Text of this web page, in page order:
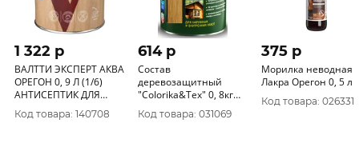
1 322 p
ВАЛТТИ ЭКСПЕРТ АКВА
ОРЕГОН 0, 9 Л (1/6)
АНТИСЕПТИК ДЛЯ
ДЕРЕВА "ТИККУРИЛА"
Код товара: 140708
614 p
Состав
деревозащитный
"CoIorika&Tex" 0, 8кг
орегон
Код товара: 031069
375 p
Морилка неводная
Лакра Орегон 0, 5 л
Код товара: 026331